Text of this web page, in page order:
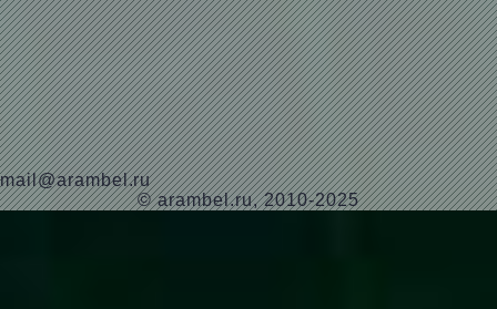
mail@arambel.ru
© arambel.ru, 2010-2025